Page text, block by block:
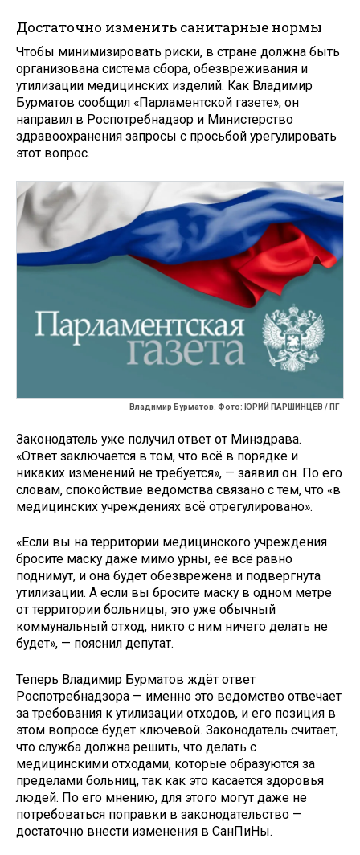
Достаточно изменить санитарные нормы
Чтобы минимизировать риски, в стране должна быть
организована система сбора, обезвреживания​ и
утилизации медицинских изделий. Как Владимир
Бурматов сообщил «Парламентской газете», он
направил в Роспотребнадзор и Министерство
здравоохранения запросы с просьбой урегулировать
этот вопрос.
Владимир Бурматов. Фото: ЮРИЙ ПАРШИНЦЕВ / ПГ
Законодатель уже получил ответ от Минздрава.
«Ответ заключается в том, что всё в порядке и
никаких изменений не требуется», — заявил он. По его
словам, спокойствие ведомства связано с тем, что «в
медицинских учреждениях всё отрегулировано».
«Если вы на территории медицинского учреждения
бросите маску даже мимо урны, её всё равно
поднимут, и она будет обезврежена и подвергнута
утилизации. А если вы бросите маску в одном метре
от территории больницы, это уже обычный
коммунальный отход, никто с ним ничего делать не
будет», — пояснил депутат.
Теперь Владимир Бурматов ждёт ответ
Роспотребнадзора — именно это ведомство отвечает
за требования к утилизации отходов, и его позиция в
этом вопросе будет ключевой. Законодатель считает,
что служба должна решить, что делать с
медицинскими отходами, которые образуются за
пределами больниц, так как это касается здоровья
людей. По его мнению, для этого могут даже не
потребоваться поправки в законодательство —
достаточно внести изменения в СанПиНы.